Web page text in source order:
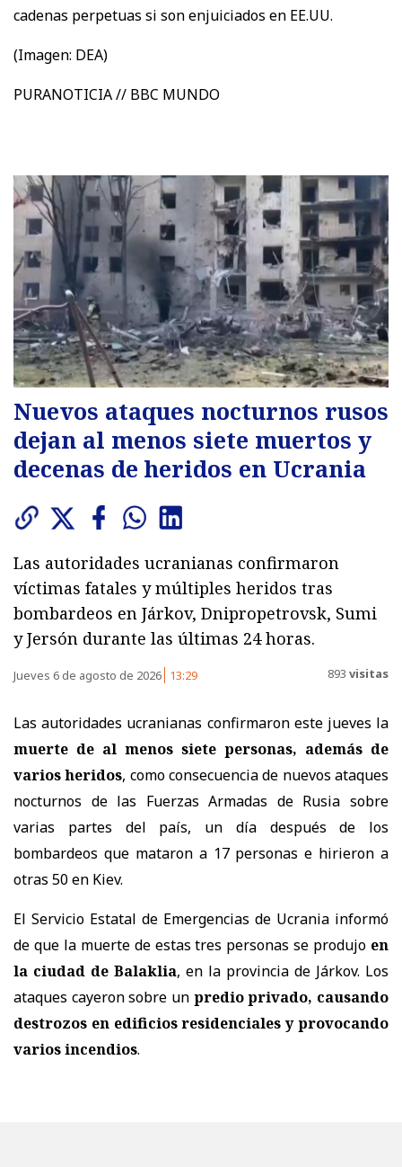
cadenas perpetuas si son enjuiciados en EE.UU.
(Imagen: DEA)
PURANOTICIA // BBC MUNDO
Nuevos ataques nocturnos rusos
dejan al menos siete muertos y
decenas de heridos en Ucrania
Las autoridades ucranianas confirmaron
víctimas fatales y múltiples heridos tras
bombardeos en Járkov, Dnipropetrovsk, Sumi
y Jersón durante las últimas 24 horas.
Jueves 6 de agosto de 2026 13:29 893 visitas
Las autoridades ucranianas confirmaron este jueves la
muerte de al menos siete personas, además de
varios heridos, como consecuencia de nuevos ataques
nocturnos de las Fuerzas Armadas de Rusia sobre
varias partes del país, un día después de los
bombardeos que mataron a 17 personas e hirieron a
otras 50 en Kiev.
El Servicio Estatal de Emergencias de Ucrania informó
de que la muerte de estas tres personas se produjo en
la ciudad de Balaklia, en la provincia de Járkov. Los
ataques cayeron sobre un predio privado, causando
destrozos en edificios residenciales y provocando
varios incendios.